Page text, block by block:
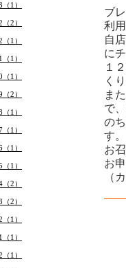
ブ
利
自
に
１
く
ま
で
の
す。
お
お
（
1）
2）
1）
1）
1）
2）
1）
1）
1）
1）
2）
2）
1）
1）
1）